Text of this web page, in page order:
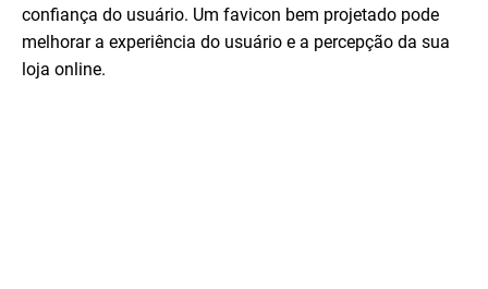
confiança do usuário. Um favicon bem projetado pode
melhorar a experiência do usuário e a percepção da sua
loja online.